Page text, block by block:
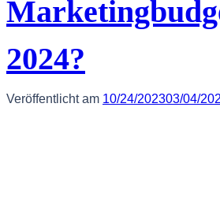
2024?
Veröffentlicht am 10/24/202303/04/